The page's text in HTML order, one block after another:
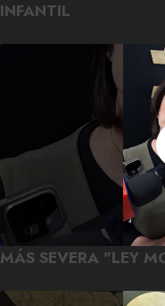
INFANTIL
MÁS SEVERA "LEY